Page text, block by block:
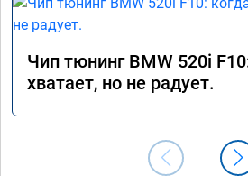
Чип тюнинг BMW 520i
хватает, но не радует.